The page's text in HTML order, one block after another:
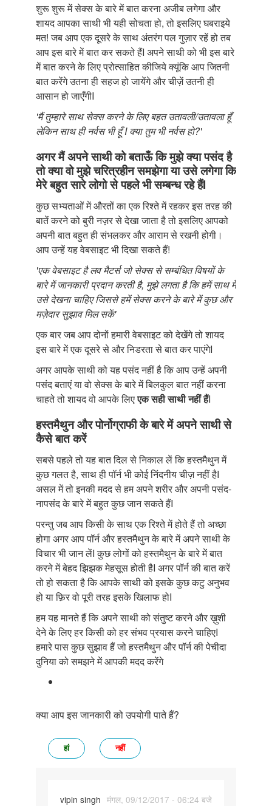
शुरू शुरू में सेक्स के बारे में बात करना अजीब लगेगा और
शायद आपका साथी भी यही सोचता हो, तो इसलिए घबराइये
मत! जब आप एक दूसरे के साथ अंतरंग पल गुज़ार रहें हो तब
आप इस बारे में बात कर सकते हैंI अपने साथी को भी इस बारे
में बात करने के लिए प्रोत्साहित कीजिये क्यूंकि आप जितनी
बात करेंगे उतना ही सहज हो जायेंगे और चीज़ें उतनी ही
आसान हो जाएँगीI
'मैं तुम्हारे साथ सेक्स करने के लिए बहत उतावली/उतावला हूँ
लेकिन साथ ही नर्वस भी हूँ I क्या तुम भी नर्वस हो?'
अगर मैं अपने साथी को बताऊँ कि मुझे क्या पसंद है
तो क्या वो मुझे चरित्रहीन समझेगा या उसे लगेगा कि
मेरे बहुत सारे लोगो से पहले भी सम्बन्ध रहे हैंI
कुछ सभ्यताओं में औरतों का एक रिश्ते में रहकर इस तरह की
बातें करने को बुरी नज़र से देखा जाता है तो इसलिए आपको
अपनी बात बहुत ही संभलकर और आराम से रखनी होगी।
आप उन्हें यह वेबसाइट भी दिखा सकते हैं!
'एक वेबसाइट है लव मैटर्स जो सेक्स से सम्बंधित विषयों के
बारे में जानकारी प्रदान करती है, मुझे लगता है कि हमें साथ में
उसे देखना चाहिए जिससे हमें सेक्स करने के बारे में कुछ और
मज़ेदार सुझाव मिल सकें'
एक बार जब आप दोनों हमारी वेबसाइट को देखेंगे तो शायद
इस बारे में एक दूसरे से और निडरता से बात कर पाएंगेI
अगर आपके साथी को यह पसंद नहीं है कि आप उन्हें अपनी
पसंद बताएं या वो सेक्स के बारे में बिलकुल बात नहीं करना
चाहते तो शायद वो आपके लिएएक सही साथी नहीं हैंI
हस्तमैथुन और पोर्नोग्राफी के बारे में अपने साथी से
कैसे बात करें
सबसे पहले तो यह बात दिल से निकाल लें कि हस्तमैथुन में
कुछ गलत है, साथ ही पॉर्न भी कोई निंदनीय चीज़ नहीं हैI
असल में तो इनकी मदद से हम अपने शरीर और अपनी पसंद-
नापसंद के बारे में बहुत कुछ जान सकते हैंI
परन्तु जब आप किसी के साथ एक रिश्ते में होते हैं तो अच्छा
होगा अगर आप पॉर्न और हस्तमैथुन के बारे में अपने साथी के
विचार भी जान लेंI कुछ लोगों को हस्तमैथुन के बारे में बात
करने में बेहद झिझक मेहसूस होती हैI अगर पॉर्न की बात करें
तो हो सकता है कि आपके साथी को इसके कुछ कटु अनुभव
हो या फ़िर वो पूरी तरह इसके खिलाफ होI
हम यह मानते हैं कि अपने साथी को संतुष्ट करने और ख़ुशी
देने के लिए हर किसी को हर संभव प्रयास करने चाहिएI
हमारे पास कुछ सुझाव हैं जो हस्तमैथुन और पॉर्न की पेचीदा
दुनिया को समझने में आपकी मदद करेंगे
क्या आप इस जानकारी को उपयोगी पाते हैं?
हां नहीं
vipin singh मंगल, 09/12/2017 - 06:24 बजे